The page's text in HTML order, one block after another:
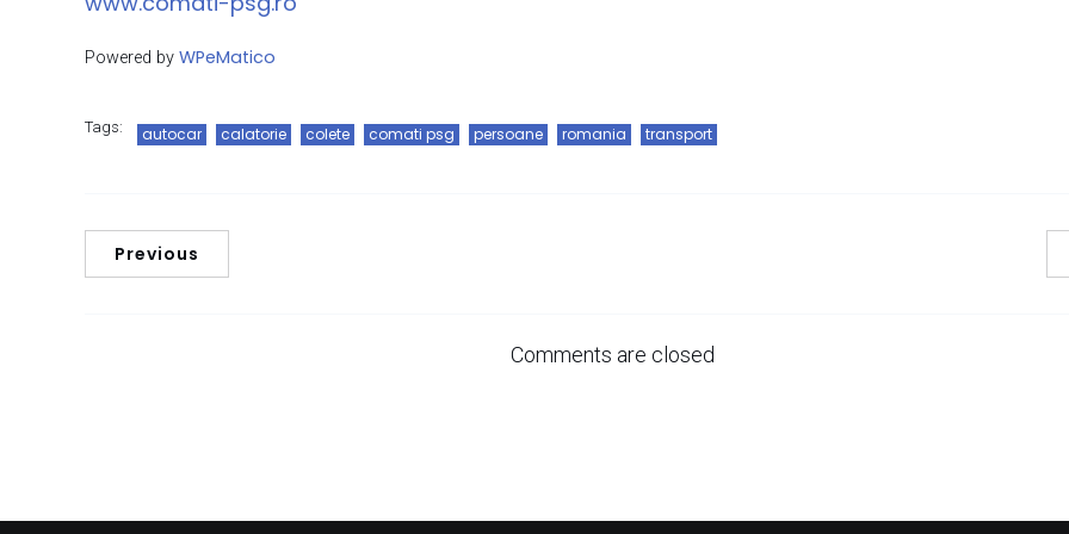
Powered by WPeMatico
Tags: autocar calatorie colete comati psg persoane romania transport
Previous
Comments are closed